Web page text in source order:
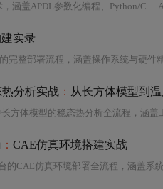
涵盖APDL参数化编程、Python/C++
实录
的完整部署流程，涵盖操作系统与硬件精准适配（Windows 11 22H2+KB5022913补丁、ECC内存、Studio驱动显卡）、ALI许可证框架（JSON格式、端口
热分析实战 ： 从长方体模型到
，涵盖工程创建、几何建模、材料定义（导热系数等热物性）、网格划分策略（雅可比、长宽比等质量指标）、温度/对流边界条件设置及求解后
： CAE仿真环境搭建实战
Win10专业版、双通道内存、NVIDIA Studio驱动）、管理员权限配置、防火墙进程级规则设置、License Manager（端口27000）服